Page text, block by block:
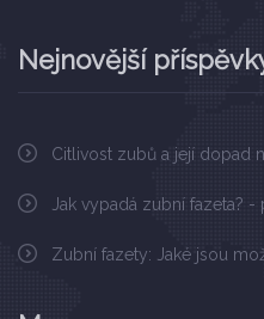
Nejnovější
Citlivost zubů a její dopad
Jak vypadá zubní fazeta?
Zubní fazety: Jaké jsou